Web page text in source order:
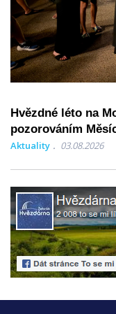
Hvězdné léto na
pozorováním
Aktuality 03.08.2026